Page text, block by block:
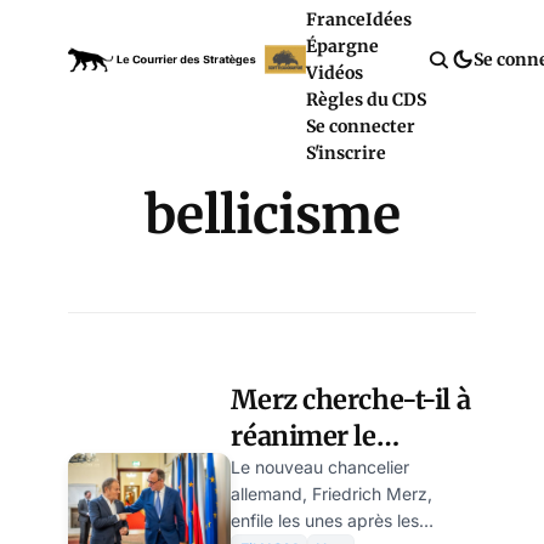
FranceIdées
Épargne
Vidéos
Règles du CDS
Se connecter
S'inscrire
Se
bellicisme
Merz cherche-t-il à
réanimer le
militarisme
allemand séculaire
Le nouveau chancelier
allemand, Friedrich Merz,
enfile les unes après les